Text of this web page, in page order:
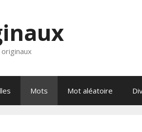
Mots Mot aléatoire